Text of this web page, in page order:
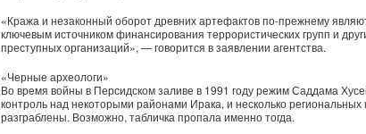
«Кража и незаконный оборот древних артефактов по-прежнему
ключевым источником финансирования террористических групп и
преступных организаций», — говорится в заявлении агентства.
«Черные археологи»
Во время войны в Персидском заливе в 1991 году режим Саддама
контроль над некоторыми районами Ирака, и несколько
разграблены. Возможно, табличка пропала именно тогда.